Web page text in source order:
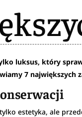
luksus, który
7 największych
estetyka, ale